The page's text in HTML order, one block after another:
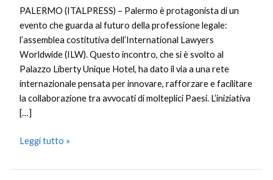
PALERMO (ITALPRESS) – Palermo è protagonista di un
evento che guarda al futuro della professione legale:
l’assemblea costitutiva dell’International Lawyers
Worldwide (ILW). Questo incontro, che si è svolto al
Palazzo Liberty Unique Hotel, ha dato il via a una rete
internazionale pensata per innovare, rafforzare e facilitare
la collaborazione tra avvocati di molteplici Paesi. L’iniziativa
[…]
Leggi tutto »